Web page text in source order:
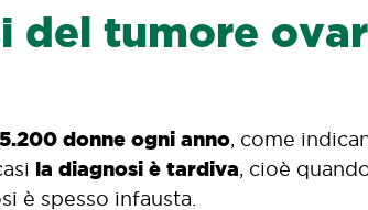
del tumore
5.200 donne ogni anno, come
la diagnosi è tardiva, cioè
è spesso infausta.